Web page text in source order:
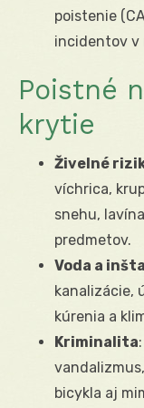
poistenie
incidentov v
Poistné
krytie
Živelné
víchrica,
snehu,
predmetov.
Voda a
kanalizácie,
kúrenia a
Kriminalita
bicykla aj